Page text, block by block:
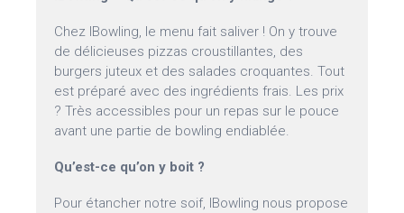
Chez IBowling, le menu fait saliver ! On y trouve
de délicieuses pizzas croustillantes, des
burgers juteux et des salades croquantes. Tout
est préparé avec des ingrédients frais. Les prix
? Très accessibles pour un repas sur le pouce
avant une partie de bowling endiablée.
Qu’est-ce qu’on y boit ?
Pour étancher notre soif, IBowling nous propose